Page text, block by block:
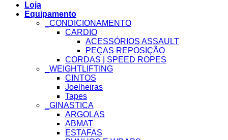
Loja
Equipamento
_CONDICIONAMENTO
CARDIO
ACESSÓRIOS ASSAULT
PEÇAS REPOSIÇÃO
CORDAS | SPEED ROPES
_WEIGHTLIFTING
CINTOS
Joelheiras
Tapes
_GINASTICA
ARGOLAS
ABMAT
ESTAFAS